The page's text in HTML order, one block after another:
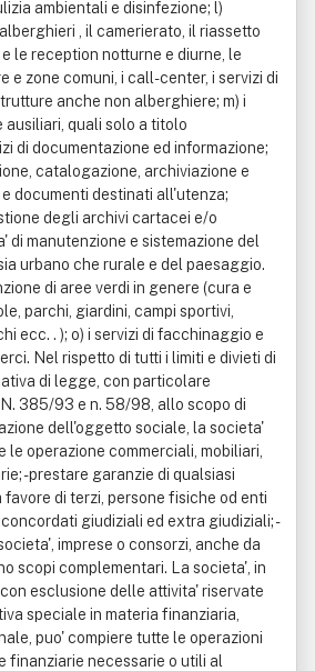
ambientali e disinfezione; l)
, il camerierato, il riassetto
le reception notturne e diurne, le
e zone comuni, i call- center, i servizi di
anche non alberghiere; m) i
ausiliari, quali solo a titolo
di documentazione ed informazione;
catalogazione, archiviazione e
documenti destinati all'utenza;
degli archivi cartacei e/o
di manutenzione e sistemazione del
urbano che rurale e del paesaggio.
di aree verdi in genere (cura e
parchi, giardini, campi sportivi,
ecc. . ); o) i servizi di facchinaggio e
Nel rispetto di tutti i limiti e divieti di
di legge, con particolare
385/93 e n. 58/98, allo scopo di
dell'oggetto sociale, la societa'
le operazione commerciali, mobiliari,
- prestare garanzie di qualsiasi
favore di terzi, persone fisiche od enti
giudiziali ed extra giudiziali; -
imprese o consorzi, anche da
scopi complementari. La societa', in
esclusione delle attivita' riservate
speciale in materia finanziaria,
puo' compiere tutte le operazioni
finanziarie necessarie o utili al